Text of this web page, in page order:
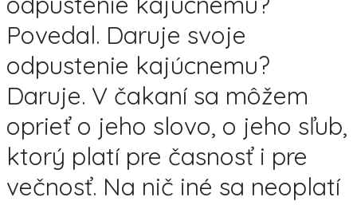
Povedal. Daruje svoje
odpustenie kajúcnemu?
Daruje. V čakaní sa môžem
oprieť o jeho slovo, o jeho sľub,
ktorý platí pre časnosť i pre
večnosť. Na nič iné sa neoplatí